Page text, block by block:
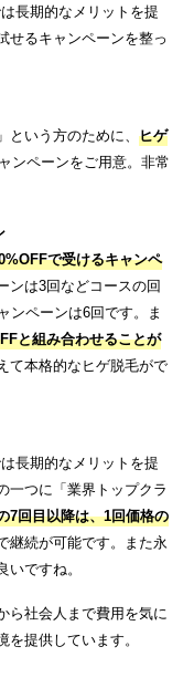
長期的なメリットを提
せるキャンペーンを整っ
という方のために、 ヒゲ
ンペーンをご用意。非常
で受けるキャンペ
ンは3回などコースの回
ンペーンは6回です。ま
と組み合わせることが
て本格的なヒゲ脱毛がで
長期的なメリットを提
一つに「業界トップクラ
7回目以降は、1回価格の
継続が可能です。また永
ですね。
ら社会人まで費用を気に
提供しています。